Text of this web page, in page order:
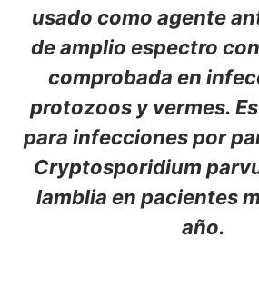
usado como agente
de amplio espectro
comprobada en
protozoos y vermes.
para infecciones por
Cryptosporidium
lamblia en pacientes
año.